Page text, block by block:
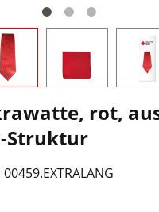
rot,
Struktur
00459.EXTRALANG